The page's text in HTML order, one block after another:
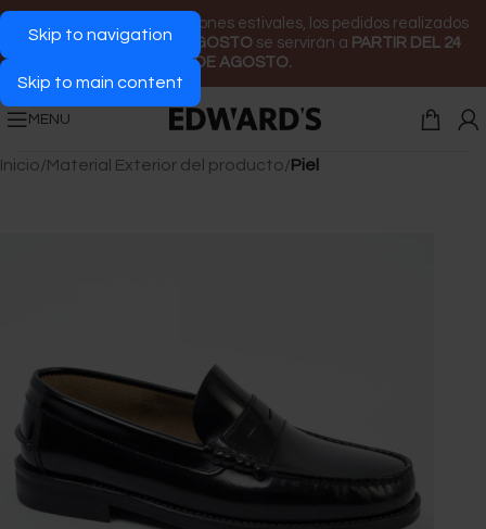
Skip to navigation
Skip to main content
Con motivo de las vacaciones estivales, los pedidos realizados
DESDE EL 1 AL 23 DE AGOSTO se servirán a PARTIR DEL 24
DE AGOSTO.
MENU
Inicio/Material Exterior del producto/ Piel